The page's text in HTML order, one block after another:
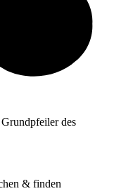
des
& finden